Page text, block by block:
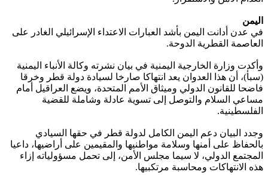
اليمن
في عدن أدانت اليمن بأشد العبارات الاعتداء الإسرائيلي الغادر على
العاصمة القطرية الدوحة.
وأكدت وزارة الخارجية اليمنية في بيان نشرته وكالة الأنباء اليمنية
(سبأ)، أن هذا العدوان يعد انتهاكا صارخا لسيادة دولة قطر وخرقا
فاضحا للقانون الدولي وميثاق الأمم المتحدة، ويضع العراقيل أمام
مساعي السلام والتوصل إلى تسوية عادلة وشاملة للقضية
الفلسطينية.
وجدد البيان دعم اليمن الكامل لدولة قطر في حقها السيادي
بالحفاظ على أمنها وسلامة مواطنيها والمقيمين على أراضيها، داعيا
المجتمع الدولي، لا سيما مجلس الأمن، إلى تحمل مسؤولياته إزاء
هذه الانتهاكات ومحاسبة مرتكبيها.